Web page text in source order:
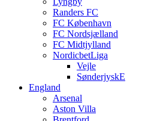
Randers FC
FC København
FC Nordsjælland
FC Midtjylland
NordicbetLiga
Vejle
SønderjyskE
England
Arsenal
Aston Villa